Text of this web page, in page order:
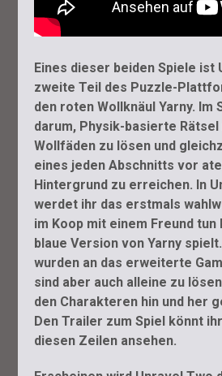
Eines dieser beiden Spiele ist
zweite Teil des Puzzle-
den roten Wollknäul Yarny. Im
darum, Physik-basierte
Wollfäden zu lösen und
eines jeden Abschnitts vor
Hintergrund zu erreichen. In
werdet ihr das erstmals
im Koop mit einem Freund tun
blaue Version von Yarny
wurden an das erweiterte
sind aber auch alleine zu
den Charakteren hin und her
Den Trailer zum Spiel könnt
diesen Zeilen ansehen.